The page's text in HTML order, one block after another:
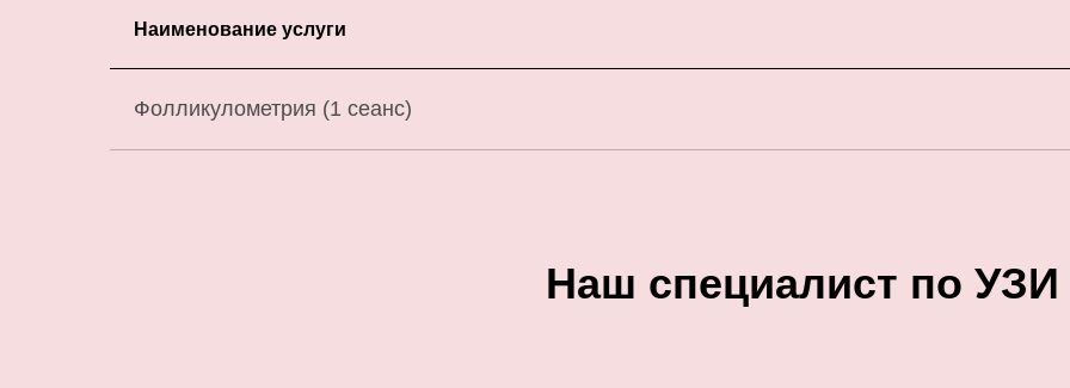
Наименование услуги
Фолликулометрия (1 сеанс)
Наш специалист по УЗИ